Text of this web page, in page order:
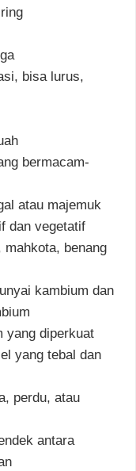
bisa lurus,
bermacam-
atau majemuk
dan vegetatif
mahkota, benang
kambium dan
yang diperkuat
yang tebal dan
perdu, atau
antara